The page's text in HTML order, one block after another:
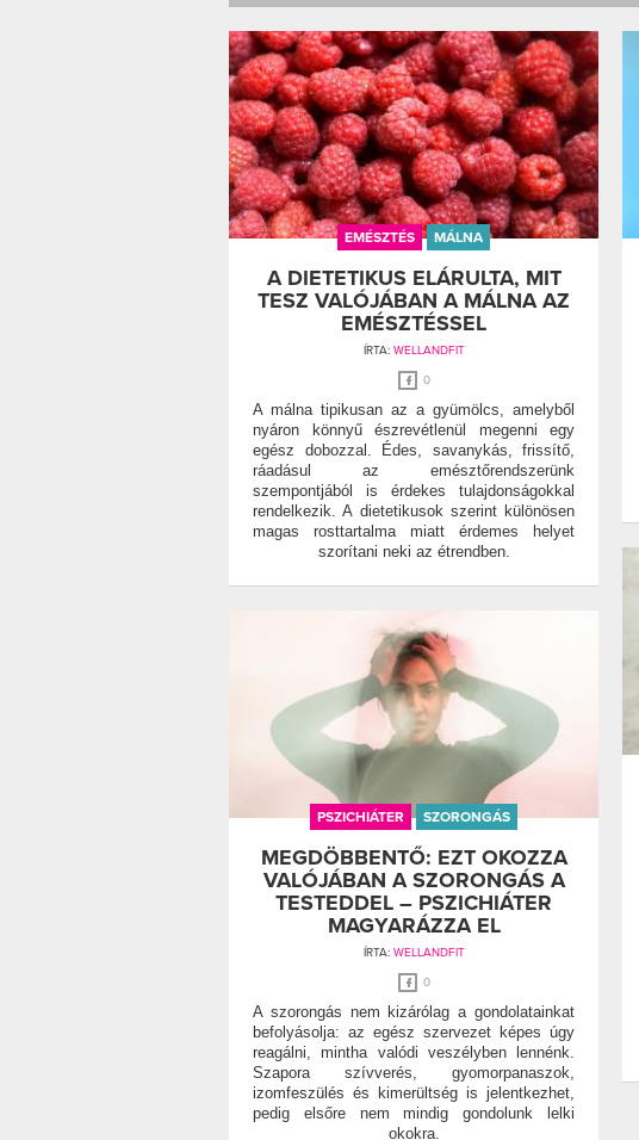
EMÉSZTÉS MÁLNA
A DIETETIKUS ELÁRULTA, MIT
TESZ VALÓJÁBAN A MÁLNA AZ
EMÉSZTÉSSEL
ÍRTA: WELLANDFIT
0
A málna tipikusan az a gyümölcs, amelyből
nyáron könnyű észrevétlenül megenni egy
egész dobozzal. Édes, savanykás, frissítő,
ráadásul az emésztőrendszerünk
szempontjából is érdekes tulajdonságokkal
rendelkezik. A dietetikusok szerint különösen
magas rosttartalma miatt érdemes helyet
szorítani neki az étrendben.
PSZICHIÁTER SZORONGÁS
MEGDÖBBENTŐ: EZT OKOZZA
VALÓJÁBAN A SZORONGÁS A
TESTEDDEL – PSZICHIÁTER
MAGYARÁZZA EL
ÍRTA: WELLANDFIT
0
A szorongás nem kizárólag a gondolatainkat
befolyásolja: az egész szervezet képes úgy
reagálni, mintha valódi veszélyben lennénk.
Szapora szívverés, gyomorpanaszok,
izomfeszülés és kimerültség is jelentkezhet,
pedig elsőre nem mindig gondolunk lelki
okokra.